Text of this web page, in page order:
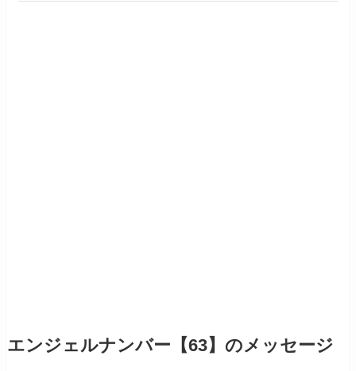
エンジェルナンバー【63】のメッセージ